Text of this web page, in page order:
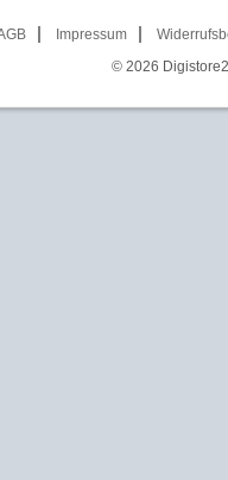
Impressum
© 2026